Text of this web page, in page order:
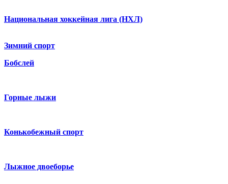
Национальная хоккейная лига (НХЛ)
Зимний спорт
Бобслей
Горные лыжи
Конькобежный спорт
Лыжное двоеборье